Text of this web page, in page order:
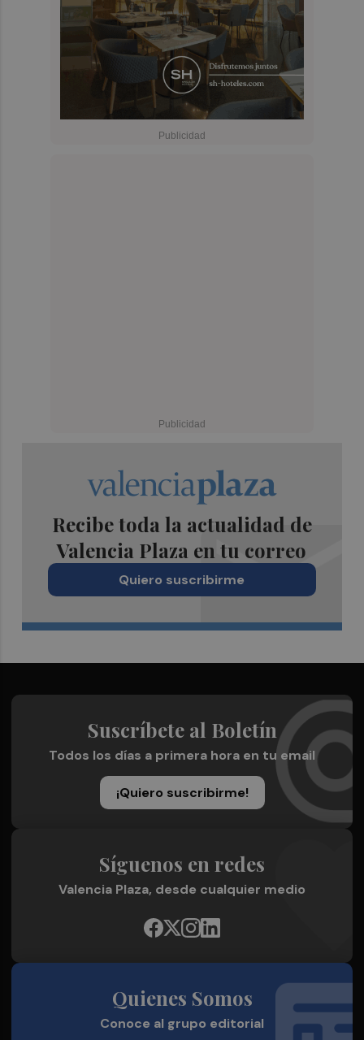
Recibe toda la actualidad de
Valencia Plaza en tu correo
Quiero suscribirme
Suscríbete al Boletín
Todos los días a primera hora en tu email
¡Quiero suscribirme!
Síguenos en redes
Valencia Plaza, desde cualquier medio
Quienes Somos
Conoce al grupo editorial